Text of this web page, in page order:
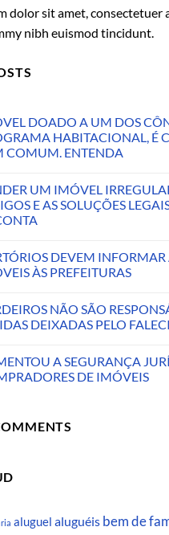
dolor sit amet, consectetuer
nibh euismod tincidunt.
DOADO A UM DOS
HABITACIONAL, É
COMUM. ENTENDA
UM IMÓVEL
E AS SOLUÇÕES
DEVEM INFORMAR
ÀS PREFEITURAS
NÃO SÃO
DEIXADAS PELO
A SEGURANÇA
DE IMÓVEIS
aluguel aluguéis bem de